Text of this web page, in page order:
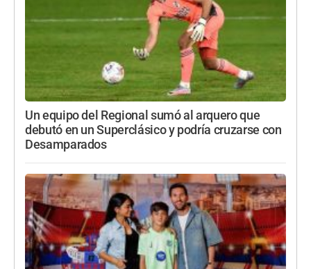
Un equipo del Regional sumó al arquero que
debutó en un Superclásico y podría cruzarse con
Desamparados